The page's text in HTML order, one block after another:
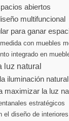
abiertos
multifuncional
para ganar
con muebles
integrado en
luz natural
iluminación natural
maximizar la luz
estratégicos
el diseño de interiores